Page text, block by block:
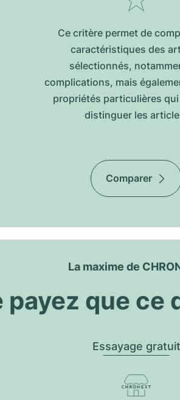
Ce critère permet de
caractéristiques des
sélectionnés,
complications, mais
propriétés particulières
distinguer les
Comparer
La maxime de
payez que ce
Essayage gratuit